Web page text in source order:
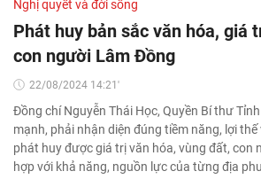
Nghị quyết và đời sống
Phát huy bản sắc văn hóa, giá
con người Lâm Đồng
22/08/2024 14:21'
Đồng chí Nguyễn Thái Học, Quyền Bí thư
mạnh, phải nhận diện đúng tiềm năng, lợi
phát huy được giá trị văn hóa, vùng đất, con
hợp với khả năng, nguồn lực của từng địa